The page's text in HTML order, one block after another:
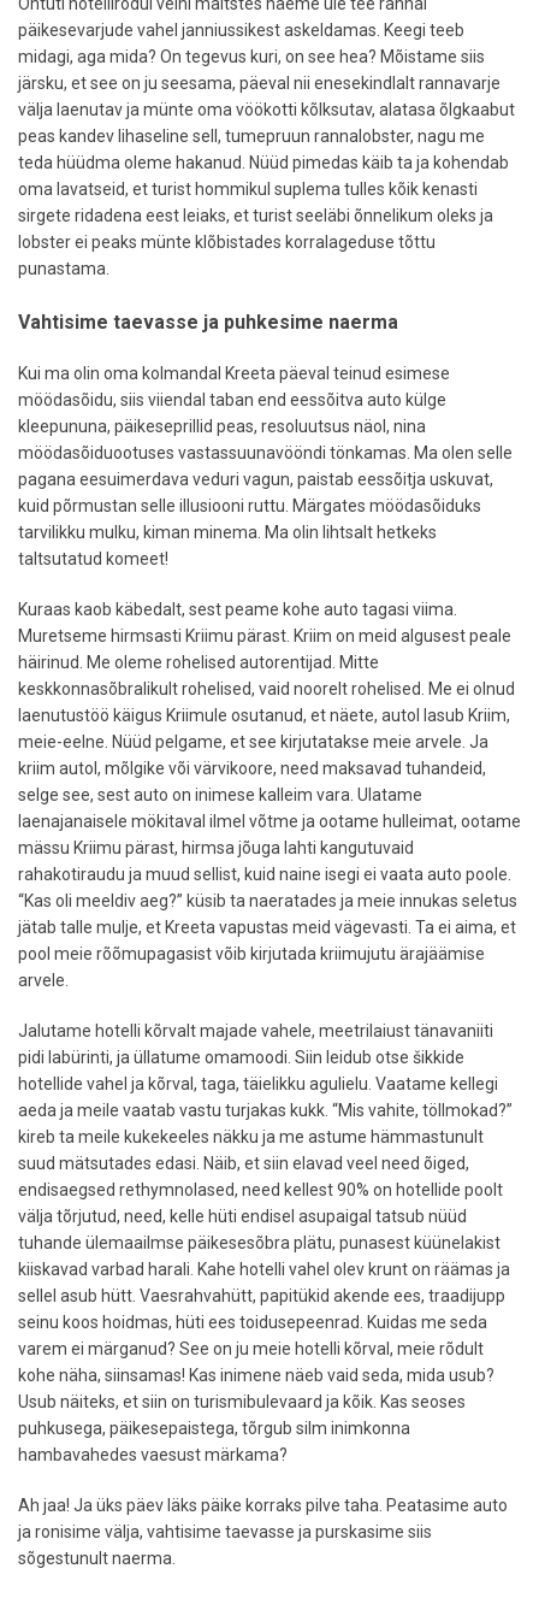
päikesevarjude vahel janniussikest askeldamas. Keegi teeb
midagi, aga mida? On tegevus kuri, on see hea? Mõistame siis
järsku, et see on ju seesama, päeval nii enesekindlalt rannavarje
välja laenutav ja münte oma vöökotti kõlksutav, alatasa õlgkaabut
peas kandev lihaseline sell, tumepruun rannalobster, nagu me
teda hüüdma oleme hakanud. Nüüd pimedas käib ta ja kohendab
oma lavatseid, et turist hommikul suplema tulles kõik kenasti
sirgete ridadena eest leiaks, et turist seeläbi õnnelikum oleks ja
lobster ei peaks münte klõbistades korralageduse tõttu
punastama.
Vahtisime taevasse ja puhkesime naerma
Kui ma olin oma kolmandal Kreeta päeval teinud esimese
möödasõidu, siis viiendal taban end eessõitva auto külge
kleepununa, päikeseprillid peas, resoluutsus näol, nina
möödasõiduootuses vastassuunavööndi tönkamas. Ma olen selle
pagana eesuimerdava veduri vagun, paistab eessõitja uskuvat,
kuid põrmustan selle illusiooni ruttu. Märgates möödasõiduks
tarvilikku mulku, kiman minema. Ma olin lihtsalt hetkeks
taltsutatud komeet!
Kuraas kaob käbedalt, sest peame kohe auto tagasi viima.
Muretseme hirmsasti Kriimu pärast. Kriim on meid algusest peale
häirinud. Me oleme rohelised autorentijad. Mitte
keskkonnasõbralikult rohelised, vaid noorelt rohelised. Me ei olnud
laenutustöö käigus Kriimule osutanud, et näete, autol lasub Kriim,
meie-eelne. Nüüd pelgame, et see kirjutatakse meie arvele. Ja
kriim autol, mõlgike või värvikoore, need maksavad tuhandeid,
selge see, sest auto on inimese kalleim vara. Ulatame
laenajanaisele mökitaval ilmel võtme ja ootame hulleimat, ootame
mässu Kriimu pärast, hirmsa jõuga lahti kangutuvaid
rahakotiraudu ja muud sellist, kuid naine isegi ei vaata auto poole.
“Kas oli meeldiv aeg?” küsib ta naeratades ja meie innukas seletus
jätab talle mulje, et Kreeta vapustas meid vägevasti. Ta ei aima, et
pool meie rõõmupagasist võib kirjutada kriimujutu ärajäämise
arvele.
Jalutame hotelli kõrvalt majade vahele, meetrilaiust tänavaniiti
pidi labürinti, ja üllatume omamoodi. Siin leidub otse šikkide
hotellide vahel ja kõrval, taga, täielikku agulielu. Vaatame kellegi
aeda ja meile vaatab vastu turjakas kukk. “Mis vahite, töllmokad?”
kireb ta meile kukekeeles näkku ja me astume hämmastunult
suud mätsutades edasi. Näib, et siin elavad veel need õiged,
endisaegsed rethymnolased, need kellest 90% on hotellide poolt
välja tõrjutud, need, kelle hüti endisel asupaigal tatsub nüüd
tuhande ülemaailmse päikesesõbra plätu, punasest küünelakist
kiiskavad varbad harali. Kahe hotelli vahel olev krunt on räämas ja
sellel asub hütt. Vaesrahvahütt, papitükid akende ees, traadijupp
seinu koos hoidmas, hüti ees toidusepeenrad. Kuidas me seda
varem ei märganud? See on ju meie hotelli kõrval, meie rõdult
kohe näha, siinsamas! Kas inimene näeb vaid seda, mida usub?
Usub näiteks, et siin on turismibulevaard ja kõik. Kas seoses
puhkusega, päikesepaistega, tõrgub silm inimkonna
hambavahedes vaesust märkama?
Ah jaa! Ja üks päev läks päike korraks pilve taha. Peatasime auto
ja ronisime välja, vahtisime taevasse ja purskasime siis
sõgestunult naerma.